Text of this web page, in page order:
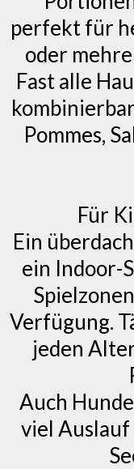
perfekt für
oder
Fast alle
Pommes,
Für
Ein
ein Indoor-
Verfügung.
jeden
Auch
viel Auslauf